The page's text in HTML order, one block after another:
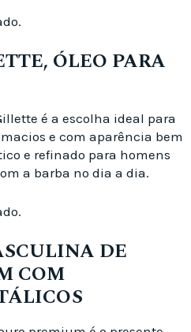
ÓLEO PARA
é a escolha ideal para
e com aparência bem
e refinado para homens
a barba no dia a dia.
DE
COM